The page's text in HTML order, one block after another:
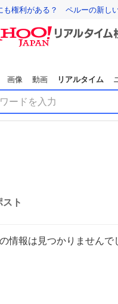
も権利がある？ ペルーの新し
画像 動画 リアルタイム
スト
情報は見つかりませんで